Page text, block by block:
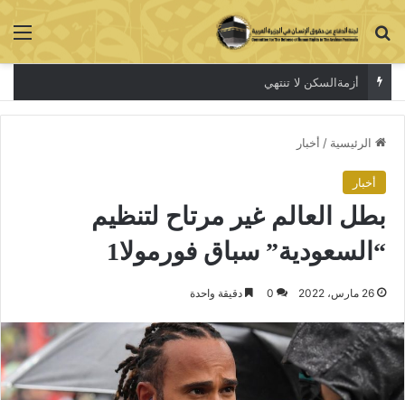
بحث عن
أزمةالسكن لا تنتهي
الرئيسية / أخبار
أخبار
بطل العالم غير مرتاح لتنظيم
“السعودية” سباق فورمولا1
26 مارس، 2022 0 دقيقة واحدة